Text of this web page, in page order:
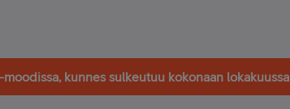
kunnes sulkeutuu kokonaan lokakuussa